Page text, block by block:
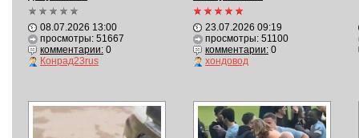
08.07.2026 13:00
просмотры: 51667
комментарии:0
Конрад23rus
23.07.2026 09:19
просмотры: 51100
комментарии:0
хондовод